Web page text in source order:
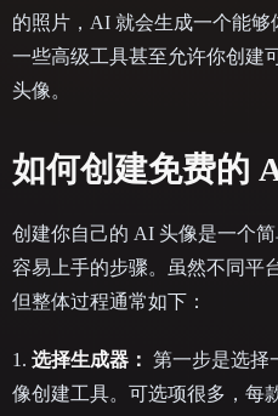
的照片，AI 就会生成一个能够
一些高级工具甚至允许你创建
头像。
如何创建免费的
创建你自己的 AI 头像是一个
容易上手的步骤。虽然不同平
但整体过程通常如下：
1. 选择生成器： 第一步是选择
像创建工具。可选项很多，每